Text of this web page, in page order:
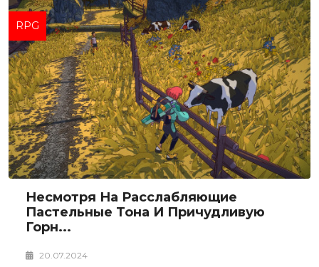
RPG
Несмотря На Расслабляющие
Пастельные Тона И Причудливую
Горн...
20.07.2024